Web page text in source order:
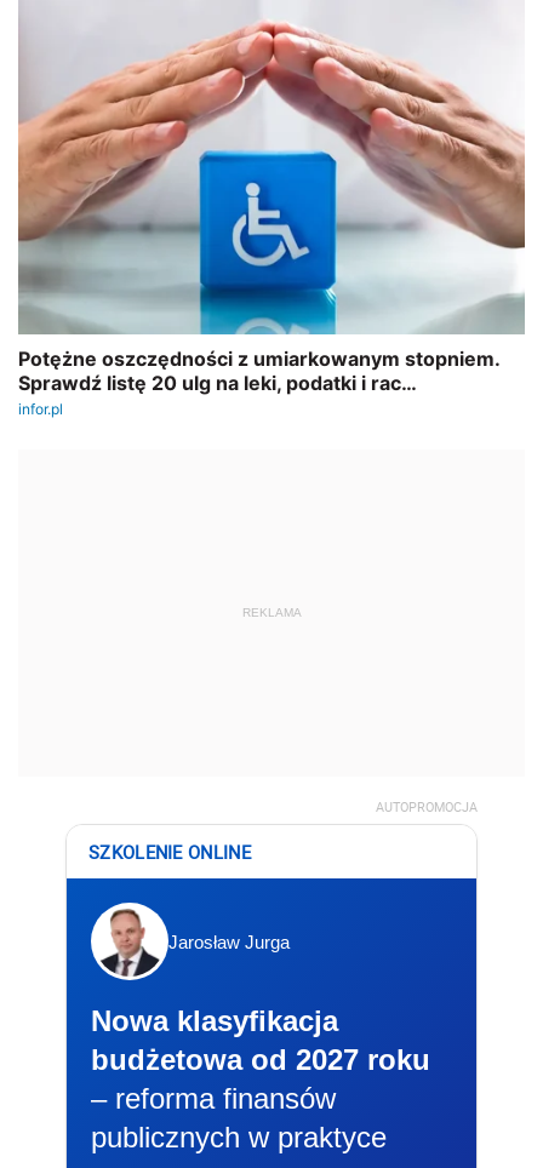
REKLAMA
AUTOPROMOCJA
SZKOLENIE ONLINE
Jarosław Jurga
Nowa klasyfikacja
budżetowa od 2027 roku
– reforma finansów
publicznych w praktyce